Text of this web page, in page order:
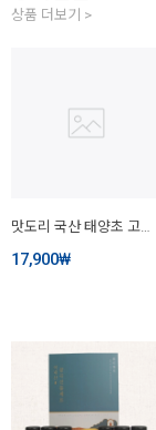
상품 더보기 >
맛도리 국산 태양초 고춧가루 500g
17,900₩